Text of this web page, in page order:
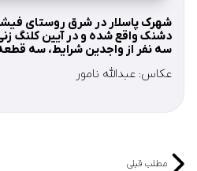
شهرک پاسلار در شرق روستای
دشنک واقع شده و در آیین کلنگ
سه نفر از واجدین شرایط، سه
عکاس: عبدالله نامور
مطلب قبلی